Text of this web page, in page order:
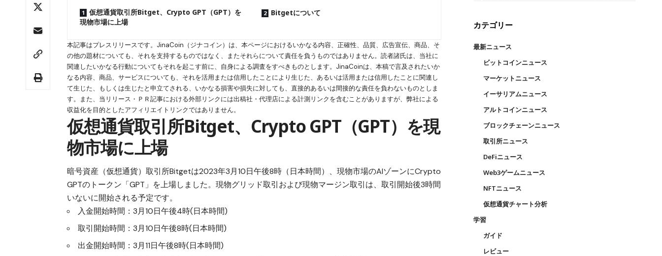
仮想通貨取引所Bitget、Crypto GPT（GPT）を
現物市場に上場
Bitgetについて
本記事はプレスリリースです。JinaCoin（ジナコイン）は、本ページにおけるいかなる内容、正確性、品質、広告宣伝、商品、そ
の他の題材についても、それを支持するものではなく、またそれらについて責任を負うものではありません。読者諸氏は、当社に
関連したいかなる行動についてもそれを起こす前に、自身による調査をすべきものとします。JinaCoinは、本稿で言及されたいか
なる内容、商品、サービスについても、それを活用または信用したことにより生じた、あるいは活用または信用したことに関連し
て生じた、もしくは生じたと申立てされる、いかなる損害や損失に対しても、直接的あるいは間接的な責任を負わないものとしま
す。また、当リリース・ＰＲ記事における外部リンクには出稿社・代理店による計測リンクを含むことがありますが、弊社による
収益化を目的としたアフィリエイトリンクではありません。
仮想通貨取引所Bitget、Crypto GPT（GPT）を現
物市場に上場
暗号資産（仮想通貨）取引所Bitgetは2023年3月10日午後8時（日本時間）、現物市場のAIゾーンにCrypto
GPTのトークン「GPT」を上場しました。現物グリッド取引および現物マージン取引は、取引開始後3時間
いないに開始される予定です。
入金開始時間：3月10日午後4時(日本時間)
取引開始時間：3月10日午後8時(日本時間)
出金開始時間：3月11日午後8時(日本時間)
カテゴリー
最新ニュース
ビットコインニュース
マーケットニュース
イーサリアムニュース
アルトコインニュース
ブロックチェーンニュース
取引所ニュース
DeFiニュース
Web3ゲームニュース
NFTニュース
仮想通貨チャート分析
学習
ガイド
レビュー